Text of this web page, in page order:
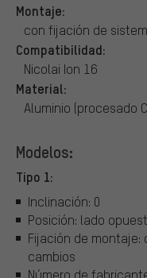
Montaje:
con fijación de
Compatibilidad:
Nicolai Ion 16
Material:
Aluminio (procesado
Modelos:
Tipo 1:
Inclinación: 0
Posición: lado
Fijación de
cambios
Número de